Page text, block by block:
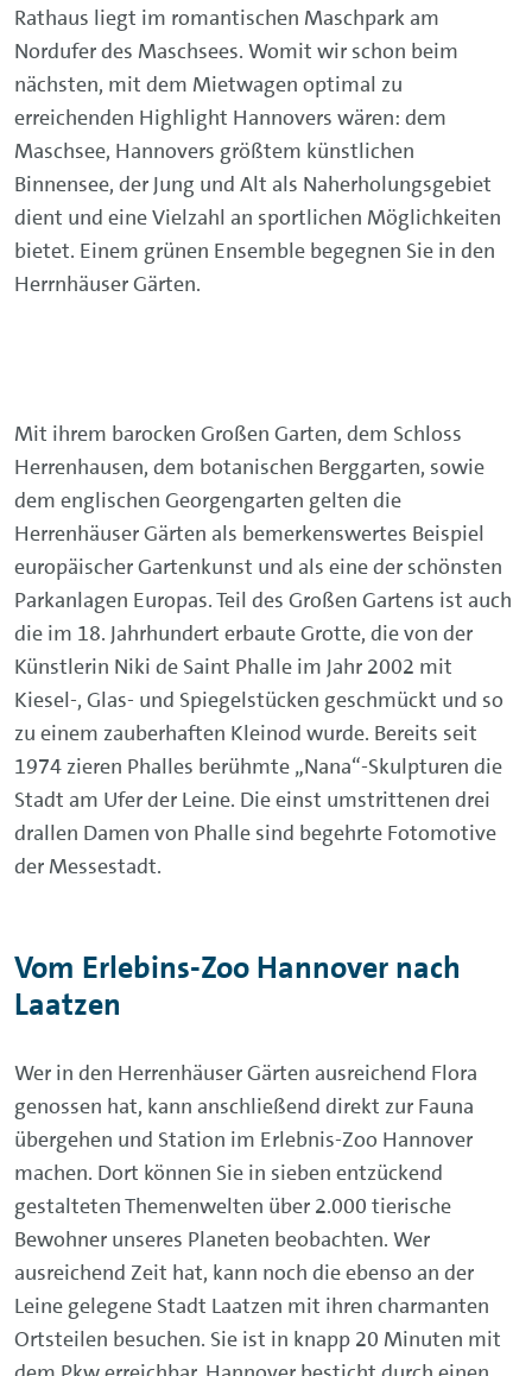
Rathaus liegt im romantischen Maschpark am
Nordufer des Maschsees. Womit wir schon beim
nächsten, mit dem Mietwagen optimal zu
erreichenden Highlight Hannovers wären: dem
Maschsee, Hannovers größtem künstlichen
Binnensee, der Jung und Alt als Naherholungsgebiet
dient und eine Vielzahl an sportlichen Möglichkeiten
bietet. Einem grünen Ensemble begegnen Sie in den
Herrnhäuser Gärten.
Mit ihrem barocken Großen Garten, dem Schloss
Herrenhausen, dem botanischen Berggarten, sowie
dem englischen Georgengarten gelten die
Herrenhäuser Gärten als bemerkenswertes Beispiel
europäischer Gartenkunst und als eine der schönsten
Parkanlagen Europas. Teil des Großen Gartens ist auch
die im 18. Jahrhundert erbaute Grotte, die von der
Künstlerin Niki de Saint Phalle im Jahr 2002 mit
Kiesel-, Glas- und Spiegelstücken geschmückt und so
zu einem zauberhaften Kleinod wurde. Bereits seit
1974 zieren Phalles berühmte „Nana“-Skulpturen die
Stadt am Ufer der Leine. Die einst umstrittenen drei
drallen Damen von Phalle sind begehrte Fotomotive
der Messestadt.
Vom Erlebins-Zoo Hannover nach
Laatzen
Wer in den Herrenhäuser Gärten ausreichend Flora
genossen hat, kann anschließend direkt zur Fauna
übergehen und Station im Erlebnis-Zoo Hannover
machen. Dort können Sie in sieben entzückend
gestalteten Themenwelten über 2.000 tierische
Bewohner unseres Planeten beobachten. Wer
ausreichend Zeit hat, kann noch die ebenso an der
Leine gelegene Stadt Laatzen mit ihren charmanten
Ortsteilen besuchen. Sie ist in knapp 20 Minuten mit